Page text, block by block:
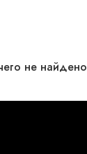
не найдено